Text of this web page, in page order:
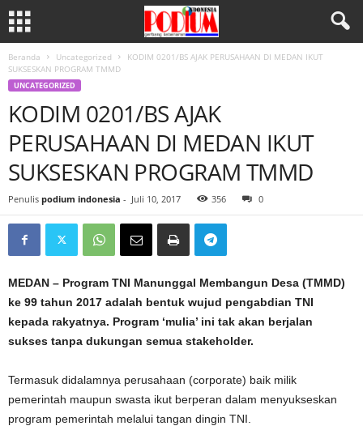
Beranda Uncategorized
KODIM 0201/BS AJAK PERUSAHAAN DI MEDAN IKUT
SUKSESKAN PROGRAM TMMD
UNCATEGORIZED
KODIM 0201/BS AJAK
PERUSAHAAN DI MEDAN IKUT
SUKSESKAN PROGRAM TMMD
Penulis podium indonesia - Juli 10, 2017 356 0
MEDAN – Program TNI Manunggal Membangun Desa (TMMD)
ke 99 tahun 2017 adalah bentuk wujud pengabdian TNI
kepada rakyatnya. Program ‘mulia’ ini tak akan berjalan
sukses tanpa dukungan semua stakeholder.
Termasuk didalamnya perusahaan (corporate) baik milik
pemerintah maupun swasta ikut berperan dalam menyukseskan
program pemerintah melalui tangan dingin TNI.